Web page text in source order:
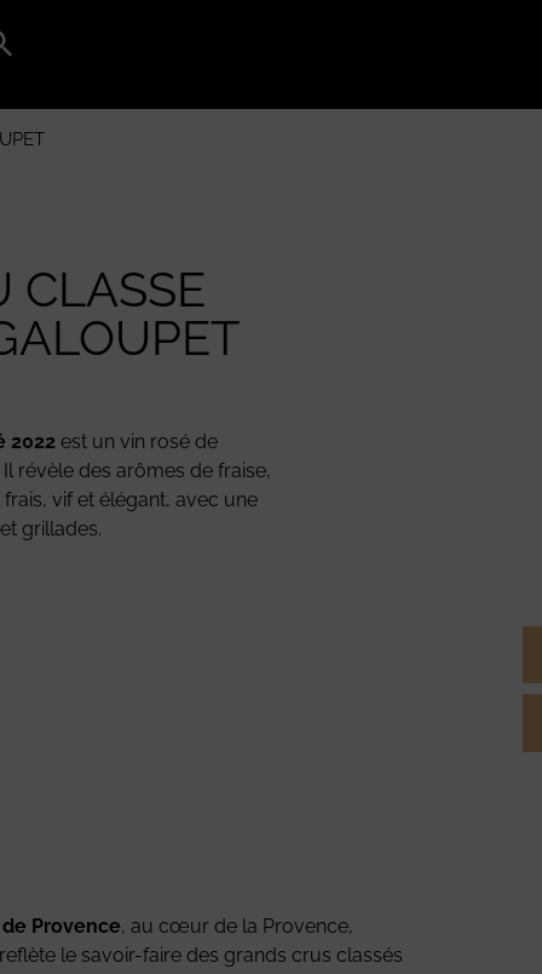
CLASSE
2022 est un vin rosé de
révèle des arômes de fraise,
vif et élégant, avec une
grillades.
Provence, au cœur de la Provence,
le savoir-faire des grands crus classés